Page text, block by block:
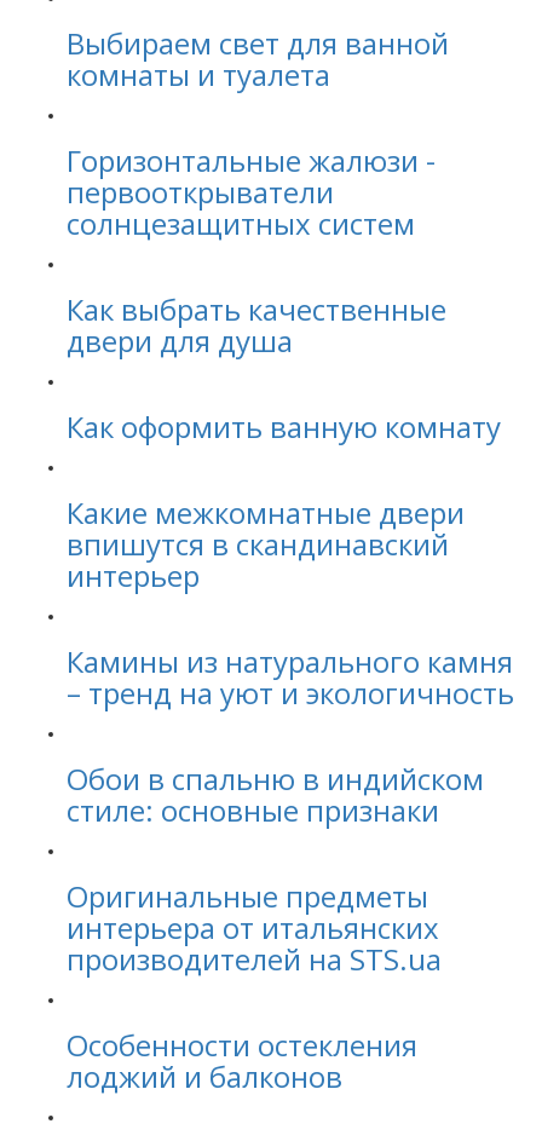
Выбираем свет для ванной
комнаты и туалета
Горизонтальные жалюзи -
первооткрыватели
солнцезащитных систем
Как выбрать качественные
двери для душа
Как оформить ванную комнату
Какие межкомнатные двери
впишутся в скандинавский
интерьер
Камины из натурального камня
– тренд на уют и экологичность
Обои в спальню в индийском
стиле: основные признаки
Оригинальные предметы
интерьера от итальянских
производителей на STS.ua
Особенности остекления
лоджий и балконов